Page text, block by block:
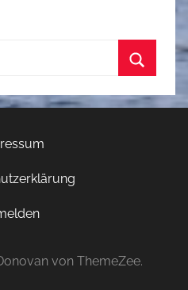
von ThemeZee.